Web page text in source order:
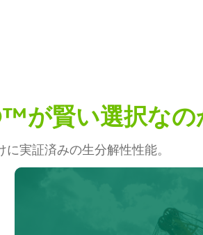
が賢い選択なの
実証済みの生分解性性能。